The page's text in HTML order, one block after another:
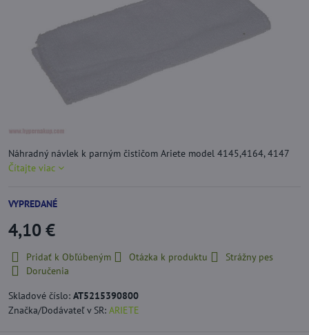
Náhradný návlek k parným čističom Ariete model 4145,4164, 4147
Čítajte viac
VYPREDANÉ
4,10 €
Pridať k Obľúbeným Otázka k produktu
Strážny pes
Doručenia
Skladové číslo: AT5215390800
Značka/Dodávateľ v SR: ARIETE